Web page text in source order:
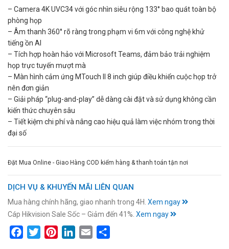
– Camera 4K UVC34 với góc nhìn siêu rộng 133° bao quát toàn bộ
phòng họp
– Âm thanh 360° rõ ràng trong phạm vi 6m với công nghệ khử
tiếng ồn AI
– Tích hợp hoàn hảo với Microsoft Teams, đảm bảo trải nghiệm
họp trực tuyến mượt mà
– Màn hình cảm ứng MTouch II 8 inch giúp điều khiển cuộc họp trở
nên đơn giản
– Giải pháp “plug-and-play” dễ dàng cài đặt và sử dụng không cần
kiến thức chuyên sâu
– Tiết kiệm chi phí và nâng cao hiệu quả làm việc nhóm trong thời
đại số
Đặt Mua Online - Giao Hàng COD kiểm hàng & thanh toán tận nơi
DỊCH VỤ & KHUYẾN MÃI LIÊN QUAN
Mua hàng chính hãng, giao nhanh trong 4H. Xem ngay
Cáp Hikvision Sale Sốc – Giảm đến 41%. Xem ngay
FacebookTwitterPinterestLinkedIn
Email